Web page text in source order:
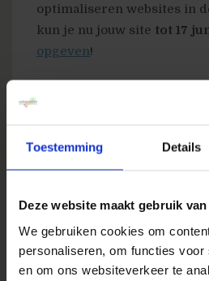
Toestemming Details
Deze website maakt gebruik
We gebruiken cookies om
personaliseren, om functies voor
en om ons websiteverkeer te
optimaliseren websites in
kun je nu jouw site tot 17
opgeven!
Demo video website
“create them into mean,